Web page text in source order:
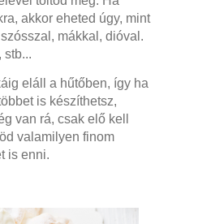
akkor eheted úgy, mint
mákkal, dióval.
stb...
eláll a hűtőben, így ha
is készíthetsz,
van rá, csak elő kell
valamilyen finom
is enni.